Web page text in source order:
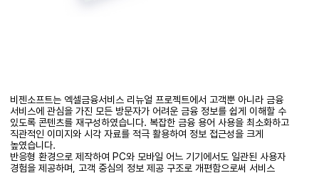
비젠소프트는 엑셀금융서비스 리뉴얼 프로젝트에서 고객뿐 아니라 금융
서비스에 관심을 가진 모든 방문자가 어려운 금융 정보를 쉽게 이해할 수
있도록 콘텐츠를 재구성하였습니다. 복잡한 금융 용어 사용을 최소화하고
직관적인 이미지와 시각 자료를 적극 활용하여 정보 접근성을 크게
높였습니다.
반응형 환경으로 제작하여 PC와 모바일 어느 기기에서도 일관된 사용자
경험을 제공하며, 고객 중심의 정보 제공 구조로 개편함으로써 서비스